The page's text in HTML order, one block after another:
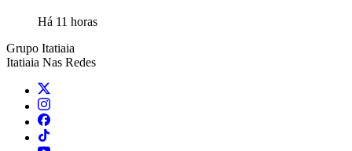
Há 11 horas
Grupo Itatiaia
Itatiaia Nas Redes